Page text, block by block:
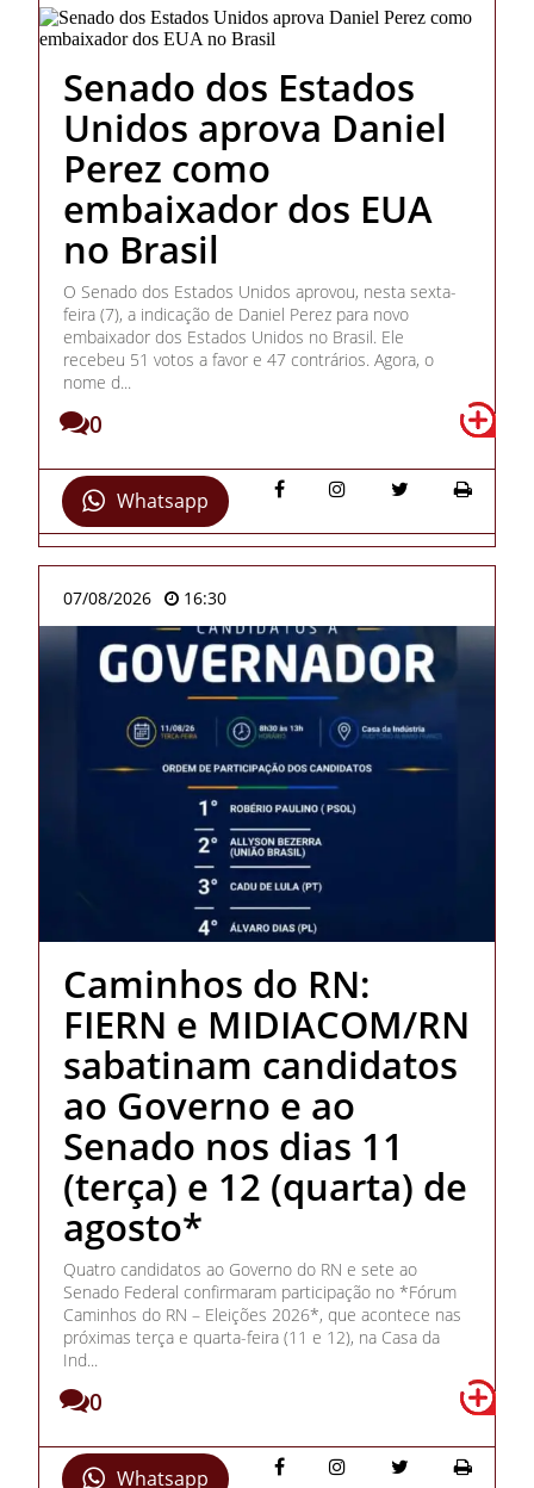
Senado dos Estados
Unidos aprova Daniel
Perez como
embaixador dos EUA
no Brasil
O Senado dos Estados Unidos aprovou, nesta sexta-
feira (7), a indicação de Daniel Perez para novo
embaixador dos Estados Unidos no Brasil. Ele
recebeu 51 votos a favor e 47 contrários. Agora, o
nome d...
0
Whatsapp
07/08/2026 16:30
Caminhos do RN:
FIERN e MIDIACOM/RN
sabatinam candidatos
ao Governo e ao
Senado nos dias 11
(terça) e 12 (quarta) de
agosto*
Quatro candidatos ao Governo do RN e sete ao
Senado Federal confirmaram participação no *Fórum
Caminhos do RN – Eleições 2026*, que acontece nas
próximas terça e quarta-feira (11 e 12), na Casa da
Ind...
0
Whatsapp